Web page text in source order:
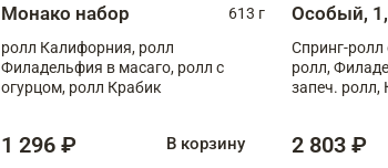
Монако набор
613 г
ролл Калифорния, ролл
Филадельфия в масаго, ролл с
огурцом, ролл Крабик
1 296 ₽ В корзину
Особый,
Спринг-ролл
ролл,
запеч. ролл,
2 803 ₽